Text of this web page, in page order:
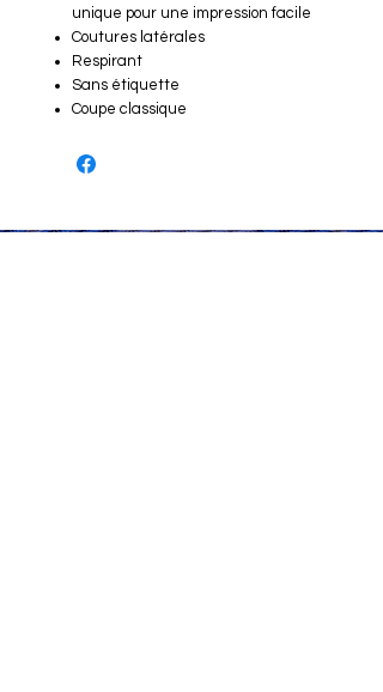
unique pour une impression facile
Coutures latérales
Respirant
Sans étiquette
Coupe classique